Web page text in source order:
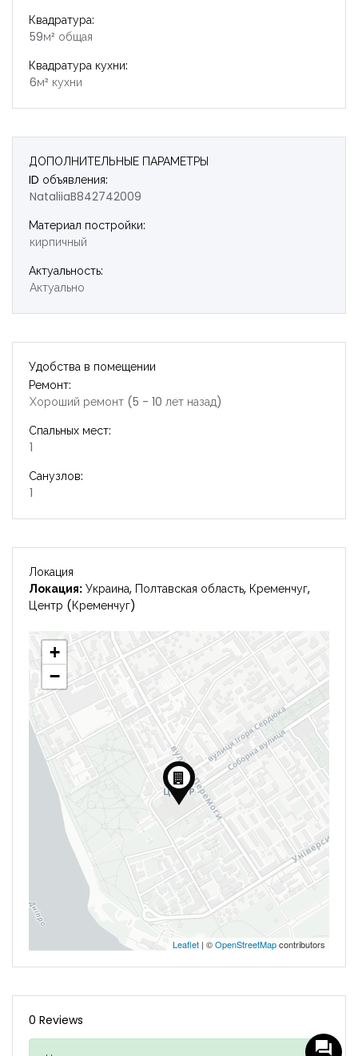
Квадратура:
59м² общая
Квадратура кухни:
6м² кухни
ДОПОЛНИТЕЛЬНЫЕ ПАРАМЕТРЫ
ID объявления:
NataliiaB842742009
Материал постройки:
кирпичный
Актуальность:
Актуально
Удобства в помещении
Ремонт:
Хороший ремонт (5 - 10 лет назад)
Спальных мест:
1
Санузлов:
1
Локация
Локация: Украина, Полтавская область, Кременчуг,
Центр (Кременчуг)
+
−
Leaflet | ©OpenStreetMapcontributors
0 Reviews